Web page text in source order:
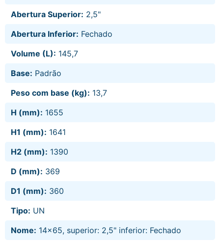
Abertura Superior: 2,5"
Abertura Inferior: Fechado
Volume (L): 145,7
Base: Padrão
Peso com base (kg): 13,7
H (mm): 1655
H1 (mm): 1641
H2 (mm): 1390
D (mm): 369
D1 (mm): 360
Tipo: UN
Nome: 14x65, superior: 2,5" inferior: Fechado